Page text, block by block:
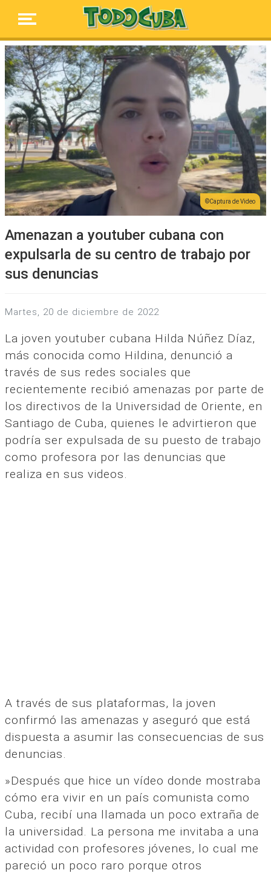
Captura de Video
Amenazan a youtuber cubana con
expulsarla de su centro de trabajo por
sus denuncias
martes, 20 de diciembre de 2022
La joven youtuber cubana Hilda Núñez Díaz,
más conocida como Hildina, denunció a
través de sus redes sociales que
recientemente recibió amenazas por parte de
los directivos de la Universidad de Oriente, en
Santiago de Cuba, quienes le advirtieron que
podría ser expulsada de su puesto de trabajo
como profesora por las denuncias que
realiza en sus videos.
A través de sus plataformas, la joven
confirmó las amenazas y aseguró que está
dispuesta a asumir las consecuencias de sus
denuncias.
»Después que hice un vídeo donde mostraba
cómo era vivir en un país comunista como
Cuba, recibí una llamada un poco extraña de
la universidad. La persona me invitaba a una
actividad con profesores jóvenes, lo cual me
pareció un poco raro porque otros